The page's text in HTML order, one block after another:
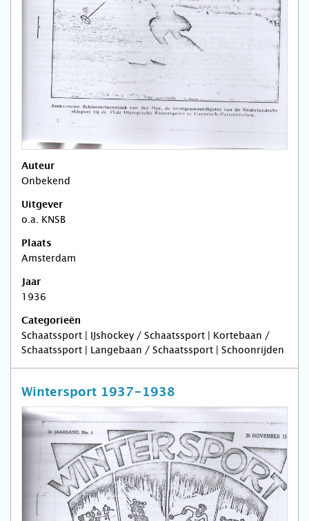
Auteur
Onbekend
Uitgever
o.a. KNSB
Plaats
Amsterdam
Jaar
1936
Categorieën
Schaatssport | IJshockey / Schaatssport | Kortebaan /
Schaatssport | Langebaan / Schaatssport | Schoonrijden
Wintersport 1937-1938